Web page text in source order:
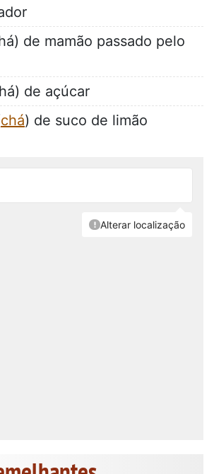
de mamão passado pelo
de açúcar
chá) de suco de limão